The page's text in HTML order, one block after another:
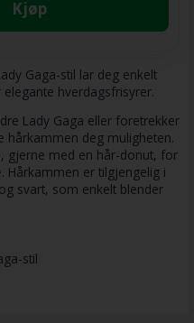
Kjøp
Gaga-stil lar deg enkelt
hverdagsfrisyrer.
Lady Gaga eller foretrekker
hårkammen deg muligheten.
gjerne med en hår-donut, for
Hårkammen er tilgjengelig i
svart, som enkelt blender
stil